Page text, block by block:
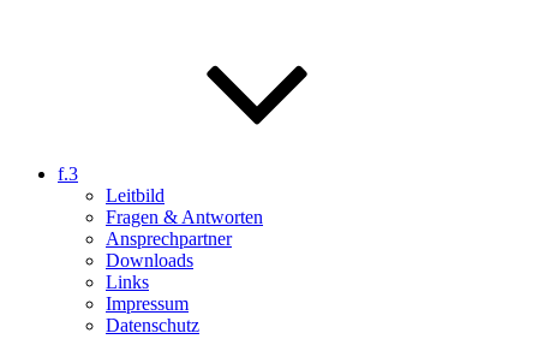
f.3
Leitbild
Fragen & Antworten
Ansprechpartner
Downloads
Links
Impressum
Datenschutz